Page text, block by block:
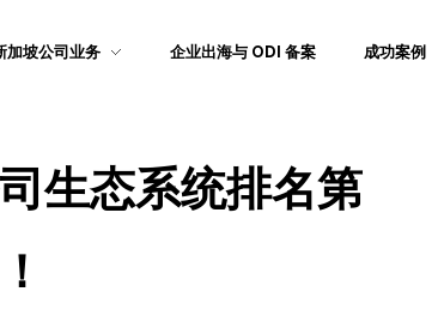
加坡公司业务 企业出海与 ODI 备案 成功案例
生态系统排名第